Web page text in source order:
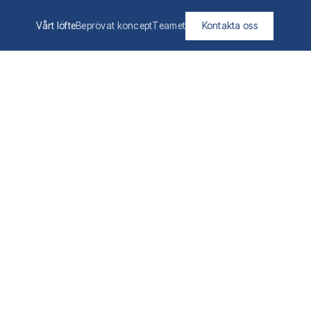
Vårt löfteBeprövat konceptTeamet Kontakta oss